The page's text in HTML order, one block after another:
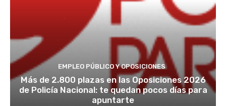
EMPLEO PÚBLICO Y OPOSICIONES
Más de 2.800 plazas en las Oposiciones 2026
de Policía Nacional: te quedan pocos días para
apuntarte